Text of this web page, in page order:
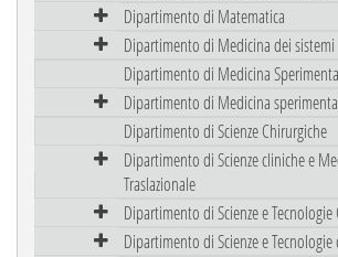
Dipartimento di Matematica
Dipartimento di Medicina dei sistemi
Dipartimento di Medicina
Dipartimento di Medicina
Dipartimento di Scienze Chirurgiche
Dipartimento di Scienze cliniche e
Traslazionale
Dipartimento di Scienze e Tecnologie
Dipartimento di Scienze e